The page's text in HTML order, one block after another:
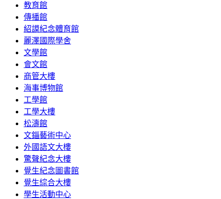
教育館
傳播館
紹謨紀念體育館
麗澤國際學舍
文學館
會文館
商管大樓
海事博物館
工學館
工學大樓
松濤館
文錙藝術中心
外國語文大樓
驚聲紀念大樓
覺生紀念圖書館
覺生綜合大樓
學生活動中心